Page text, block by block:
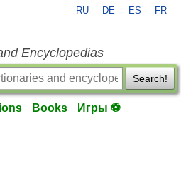
RU DE ES FR
Encyclopedias
Search!
Books Игры ⚽